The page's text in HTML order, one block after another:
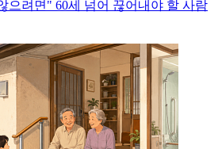
으려면" 60세 넘어 끊어내야 할 사람